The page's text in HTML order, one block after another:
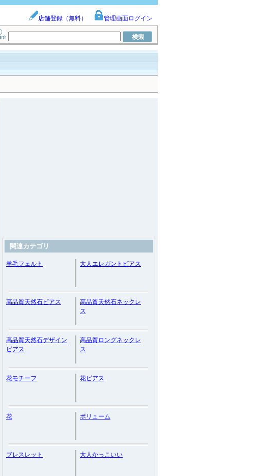
店舗登録（無料） 管理画面ログイン
関連カテゴリ
羊毛フェルト 大人エレガントピアス
高品質天然石ピアス
高品質天然石ネックレ
ス
高品質天然石デザイン
ピアス
高品質ロングネックレ
ス
花モチーフ 花ピアス
花 ボリューム
ブレスレット 大人かっこいい